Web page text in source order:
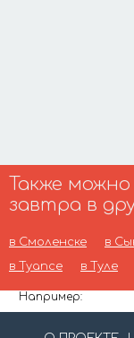
Также
завтра в
в Смоленске в
в Туапсе
в Туле
Например: